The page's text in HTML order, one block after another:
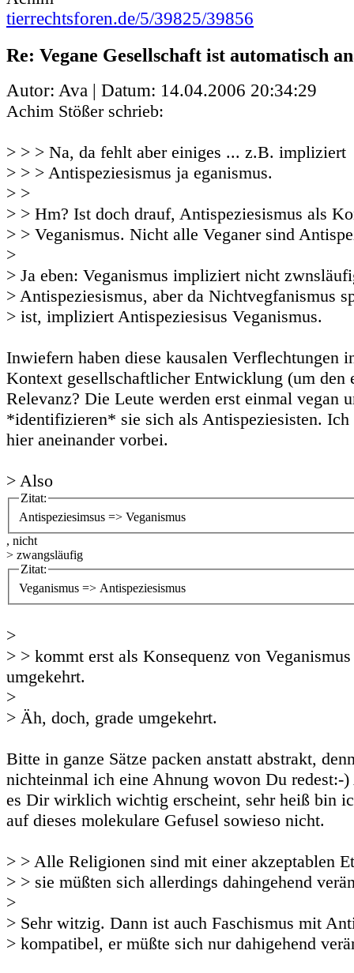
tierrechtsforen.de/5/39825/39856
Re: Vegane Gesellschaft ist automatisch
Autor: Ava | Datum: 14.04.2006 20:34:29
Achim Stößer schrieb:
> > > Na, da fehlt aber einiges ... z.B. impliziert
> > > Antispeziesismus ja eganismus.
> >
> > Hm? Ist doch drauf, Antispeziesismus als
> > Veganismus. Nicht alle Veganer sind
>
> Ja eben: Veganismus impliziert nicht
> Antispeziesismus, aber da Nichtvegfanismus
> ist, impliziert Antispeziesisus Veganismus.
Inwiefern haben diese kausalen Verflechtungen
Kontext gesellschaftlicher Entwicklung (um den
Relevanz? Die Leute werden erst einmal vegan
*identifizieren* sie sich als Antispeziesisten.
hier aneinander vorbei.
> Also
Zitat:
Antispeziesimsus => Veganismus
, nicht
> zwangsläufig
Zitat:
Veganismus => Antispeziesismus
>
> > kommt erst als Konsequenz von
umgekehrt.
>
> Äh, doch, grade umgekehrt.
Bitte in ganze Sätze packen anstatt abstrakt,
nichteinmal ich eine Ahnung wovon Du redest:-
es Dir wirklich wichtig erscheint, sehr heiß bin
auf dieses molekulare Gefusel sowieso nicht.
> > Alle Religionen sind mit einer akzeptablen
> > sie müßten sich allerdings dahingehend
>
> Sehr witzig. Dann ist auch Faschismus mit
> kompatibel, er müßte sich nur dahigehend